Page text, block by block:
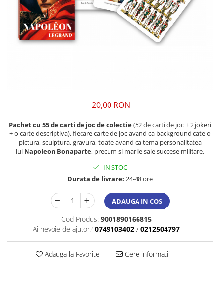
20,00 RON
Pachet cu 55 de carti de joc de colectie(52 de carti de joc + 2 jokeri
+ o carte descriptiva), fiecare carte de joc avand ca background cate o
pictura, sculptura, gravura, toate avand ca tema personalitatea
lui Napoleon Bonaparte, precum si marile sale succese militare.
IN STOC
Durata de livrare: 24-48 ore
ADAUGA IN COS
Cod Produs: 9001890166815
Ai nevoie de ajutor? 0749103402 / 0212504797
Adauga la Favorite Cere informatii